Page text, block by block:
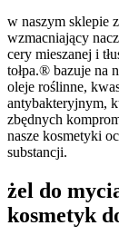
w naszym sklepie
wzmacniający
cery mieszanej i
tołpa.® bazuje na
oleje roślinne,
antybakteryjnym,
zbędnych
nasze kosmetyki
substancji.
żel do
kosmetyk